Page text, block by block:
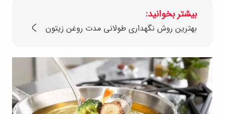
بیشتر بخوانید:
بهترین روش‌ نگهداری طولانی مدت روغن زیتون